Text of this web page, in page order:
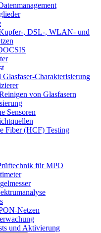
, DSL-, WLAN- und
Charakterisierung
von Glasfasern
Sensoren
Fiber (HCF) Testing
für MPO
Netzen
und Aktivierung